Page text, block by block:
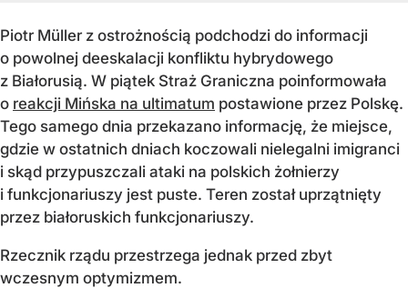
Piotr Müller z ostrożnością podchodzi do informacji
o powolnej deeskalacji konfliktu hybrydowego
z Białorusią. W piątek Straż Graniczna poinformowała
o reakcji Mińska na ultimatum postawione przez Polskę.
Tego samego dnia przekazano informację, że miejsce,
gdzie w ostatnich dniach koczowali nielegalni imigranci
i skąd przypuszczali ataki na polskich żołnierzy
i funkcjonariuszy jest puste. Teren został uprzątnięty
przez białoruskich funkcjonariuszy.
Rzecznik rządu przestrzega jednak przed zbyt
wczesnym optymizmem.